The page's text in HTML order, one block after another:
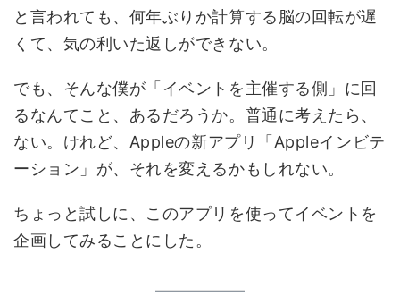
と言われても、何年ぶりか計算する脳の回転が遅
くて、気の利いた返しができない。
でも、そんな僕が「イベントを主催する側」に回
るなんてこと、あるだろうか。普通に考えたら、
ない。けれど、Appleの新アプリ「Appleインビテ
ーション」が、それを変えるかもしれない。
ちょっと試しに、このアプリを使ってイベントを
企画してみることにした。